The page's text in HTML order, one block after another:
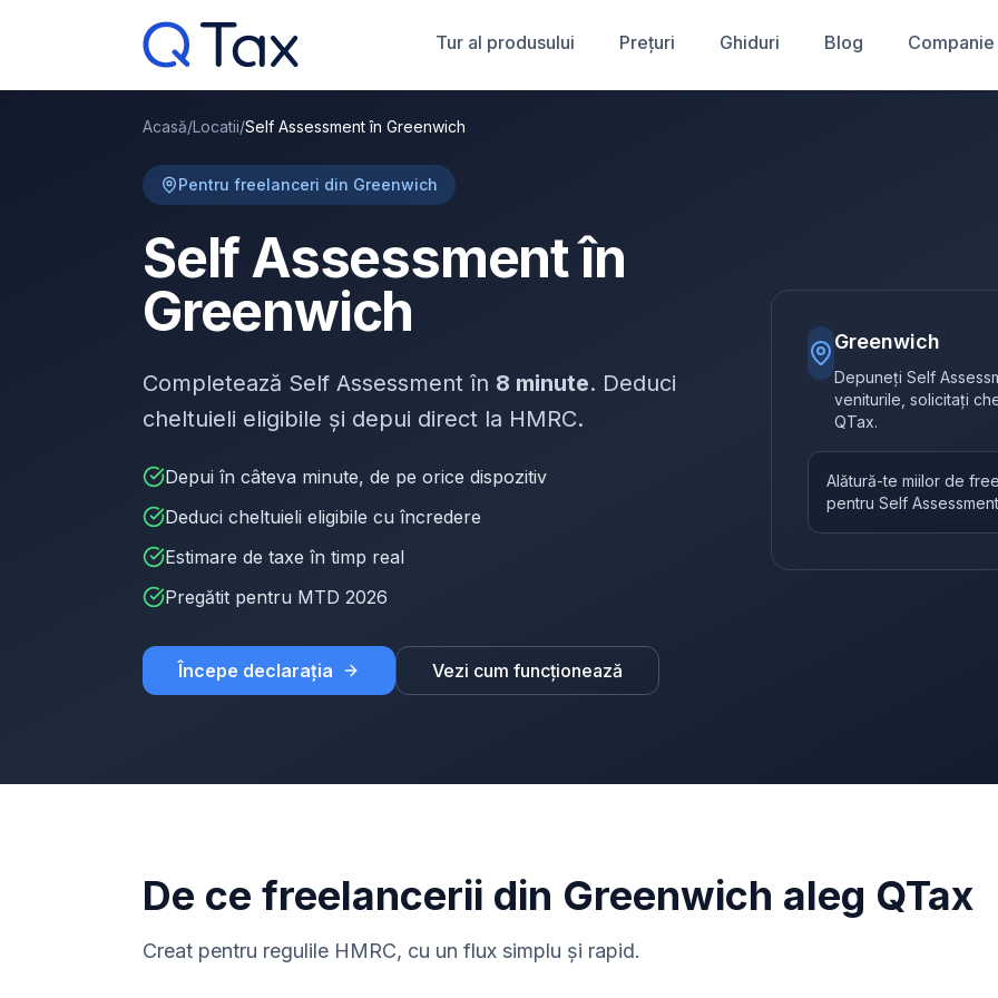
Tur al produsului Prețuri Ghiduri Blog Companie
Acasă/Locatii/Self Assessment în Greenwich
Pentru freelanceri din Greenwich
Self Assessment în
Greenwich
Completează Self Assessment în 8 minute. Deduci
cheltuieli eligibile și depui direct la HMRC.
Depui în câteva minute, de pe orice dispozitiv
Deduci cheltuieli eligibile cu încredere
Estimare de taxe în timp real
Pregătit pentru MTD 2026
Începe declarația Vezi cum funcționează
Greenwich
Depuneți Self
veniturile, solicitați
QTax.
Alătură-te miilor de
pentru Self Assessment
De ce freelancerii din Greenwich aleg QTax
Creat pentru regulile HMRC, cu un flux simplu și rapid.